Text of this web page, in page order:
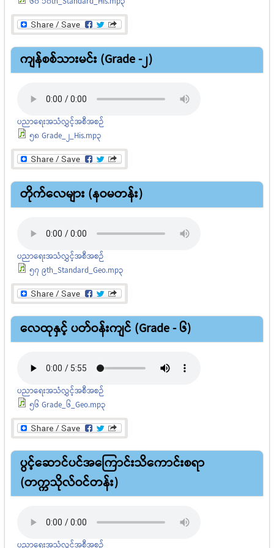
ကျန်စစ်သားမင်း (Grade -2)
ပညာရေးအသံလွှင့်အစီအစဉ်
58 Grade_2_His.mp3
တိုက်လေများ (နဝမတန်း)
ပညာရေးအသံလွှင့်အစီအစဉ်
57 9th_Standard_Geo.mp3
လေထုနှင့် ပတ်ဝန်းကျင် (Grade - 6)
ပညာရေးအသံလွှင့်အစီအစဉ်
56 Grade_6_Geo.mp3
ပွင့်ဆောင်ပင်အကြောင်းသိကောင်းစရာ
(တက္ကသိုလ်ဝင်တန်း)